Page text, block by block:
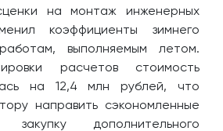
на монтаж инженерных
коэффициенты зимнего
выполняемым летом.
расчетов стоимость
на 12,4 млн рублей, что
направить сэкономленные
дополнительного